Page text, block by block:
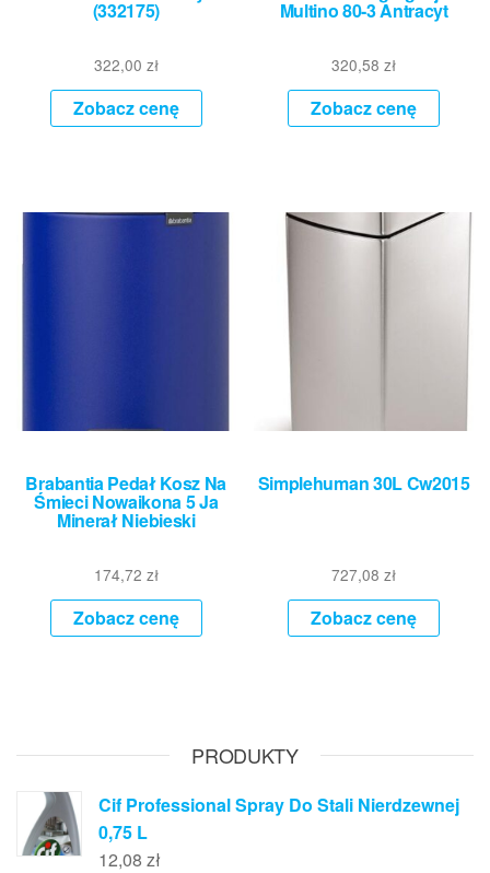
(332175)
322,00 zł
Zobacz cenę
Multino 80-3 Antracyt
320,58zł
Zobacz cenę
Brabantia Pedał Kosz Na
Śmieci Nowaikona 5 Ja
Minerał Niebieski
174,72 zł
Zobacz cenę
Simplehuman 30L Cw2015
727,08zł
Zobacz cenę
PRODUKTY
Cif Professional Spray Do Stali Nierdzewnej
0,75 L
12,08 zł